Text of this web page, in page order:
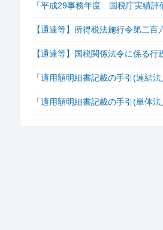
「平成29事務年度 国税庁実績評
【通達等】所得税法施行令第二
【通達等】国税関係法令に係る
「適用額明細書記載の手引(連結
「適用額明細書記載の手引(単体